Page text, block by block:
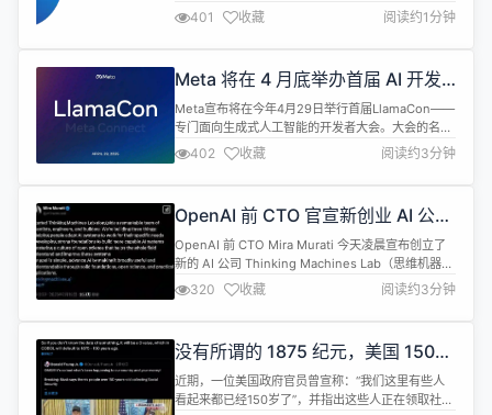
需安装，双击启动。支持 OpenAI、Gitee AI、百度
千帆、腾讯云 LKE、阿里云百炼、字节火山引擎等
AI 平台. 界面预览 更新: 全平台兼容DeepSeek R1思
401 收藏 阅读约1分钟
Meta 将在 4 月底举办首届 AI 开发
者大会 LlamaCon
Meta宣布将在今年4月29日举行首届LlamaCon——
专门面向生成式人工智能的开发者大会。大会的名字
源于Meta的开源AI模型Llama系列。 Meta表示，随
着开源Llama模型和工具集合的空前增长和发展势头
强劲，公司决定于4月29日举行首届专门面向AI领域
AI发展的最新动态，来帮助开发者构建“令人惊...
402 收藏 阅读约3分钟
OpenAI 前 CTO 官宣新创业 AI 公
司，团队成员多来自 OpenAI
OpenAI 前 CTO Mira Murati 今天凌晨宣布创立了
新的 AI 公司 Thinking Machines Lab（思维机器实
验室）。 官网写道，公司将专注于构建人工智能
（AI）模型和产品，以支持更多、跨工作领域的“人
类-AI协作”，“虽然当前的系统擅长编程和数学，但我
应用的人工智能。” 他们还强...
320 收藏 阅读约3分钟
没有所谓的 1875 纪元，美国 150
多岁老人领社保福利不是 COBOL 语
言的锅
近期，一位美国政府官员曾宣称：“我们这里有些人
看起来都已经150岁了”，并指出这些人正在领取社会